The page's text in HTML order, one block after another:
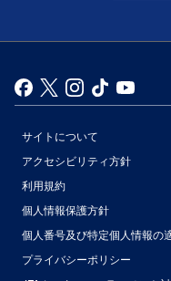
サイトについて
アクセシビリティ方針
利用規約
個人情報保護方針
個人番号及び特定個人情報の
プライバシーポリシー